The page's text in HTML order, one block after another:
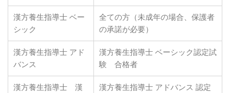
漢方養生指導士 ベー
シック
全ての方（未成年の場合、保護者
の承諾が必要）
漢方養生指導士 アド
バンス
漢方養生指導士 ベーシック認定試
験 合格者
漢方養生指導士 漢
漢方養生指導士 アドバンス 認定